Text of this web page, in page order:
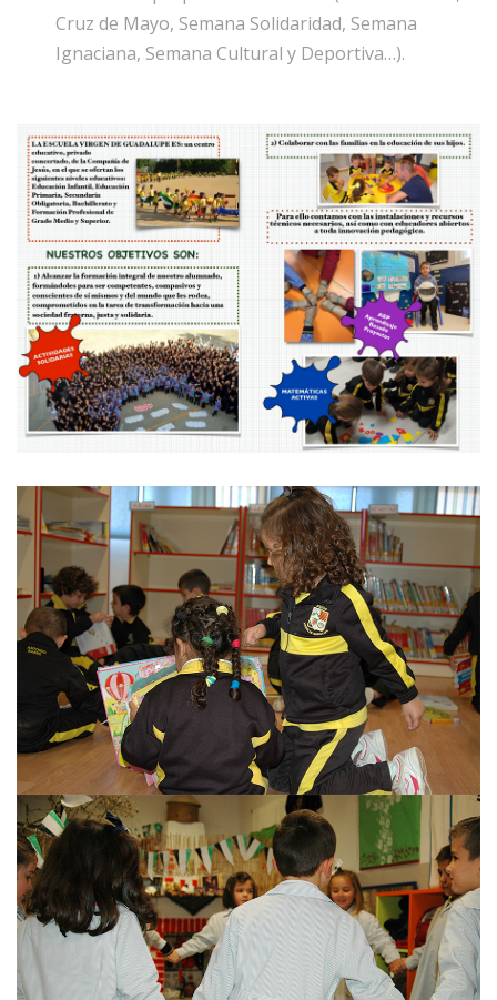
Cruz de Mayo, Semana Solidaridad, Semana
Ignaciana, Semana Cultural y Deportiva…).